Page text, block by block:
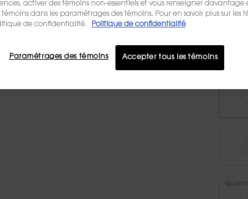
activer des témoins non-essentiels et vous renseigner davantage
dans les paramétrages des témoins. Pour en savoir plus sur les
de confidentialité.
Politique de confidentialité
Accepter tous les témoins
Paramétrages des témoins